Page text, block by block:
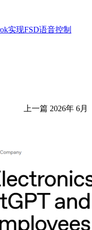
实现FSD语音控制
上一篇 2026年 6月